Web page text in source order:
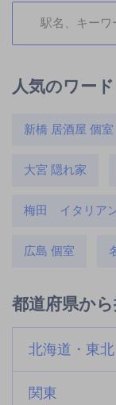
人気のワード
新橋 居酒屋 個室
大宮 隠れ家
梅田 イタリア
広島 個室
都道府県か
北海道・東北
関東